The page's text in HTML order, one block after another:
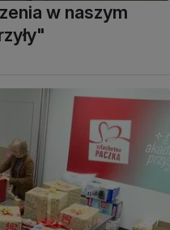
w naszym